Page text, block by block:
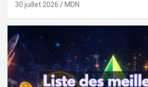
30 juillet 2026 MDN